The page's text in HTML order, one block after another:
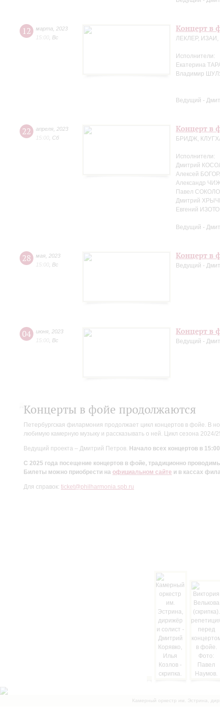
12 марта
2023
15:00 Вс
Концерт в
ЛЕКЛЕР,
Исполнители:
Екатерина
Владимир
Ведущий -
22 апреля 2023
15:00 Сб
Концерт в
БРИДЖ,
Исполнители:
Дмитрий
Алексей
Александр
Павел
Дмитрий
Евгений
Ведущий -
28 мая 2023
15:00 Вс
Концерт в
Ведущий -
04 июня 2023
15:00 Вс
Концерт в
Ведущий -
Концерты в фойе продолжаются
Петербургская филармония продолжает цикл концертов в фойе. В
любимую камерную музыку и рассказывать о ней. Цикл сезона
Ведущий проекта – Дмитрий Петров. Начало всех концертов в
С 2025 года посещение концертов в фойе, традиционно
Билеты можно приобрести на официальном сайте и в кассах
Для справок: ticket@philharmonia.spb.ru
Камерный оркестр им. Эстрина,